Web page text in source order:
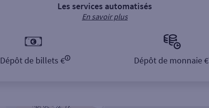
Les services automatisés
En savoir plus
Dépôt de billets € Dépôt de monnaie €